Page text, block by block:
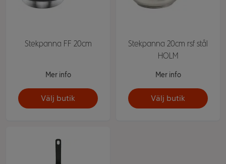
Stekpanna FF 20cm
Mer info
Välj butik
Stekpanna 20cm rsf stål
HOLM
Mer info
Välj butik